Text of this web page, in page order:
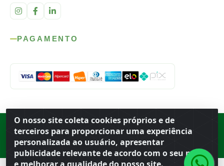
O nosso site coleta cookies próprios e de
terceiros para proporcionar uma experiência
personalizada ao usuário, apresentar
publicidade relevante de acordo com o seu perfil
PAGAMENTO
Rod. SP-215, s/n, km 98 — Área Rural Porto Ferreira ·BR
· CEP
· CNPJ 56.679.863/0001-91
© 2026 Atacado Ideal